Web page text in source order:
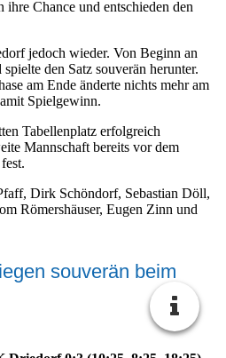
ihre Chance und entschieden den
jedoch wieder. Von Beginn an
den Satz souverän herunter.
am Ende änderte nichts mehr am
Spielgewinn.
Tabellenplatz erfolgreich
Mannschaft bereits vor dem
Dirk Schöndorf, Sebastian Döll,
Römershäuser, Eugen Zinn und
souverän beim